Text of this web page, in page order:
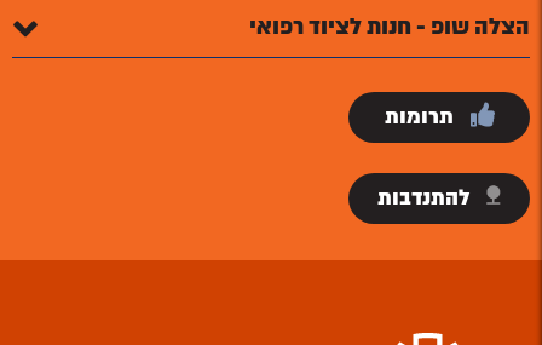
הצלה שופ - חנות לציוד רפואי
תרומות
להתנדבות